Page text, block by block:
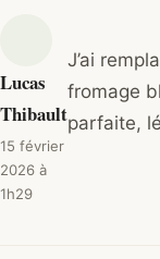
Lucas
Thibault
15 février
2026 à
1h29
J’ai
fromage
parfaite,